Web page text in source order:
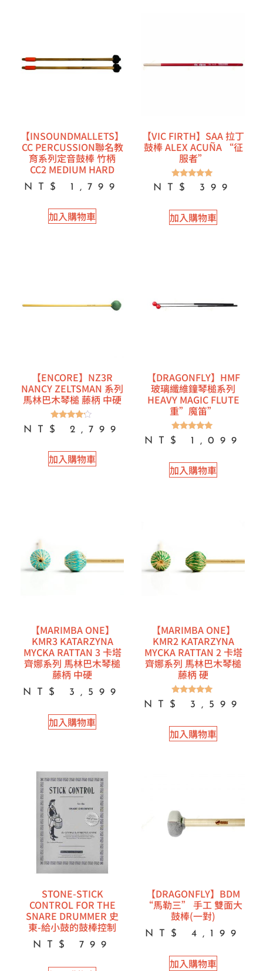
【INSOUNDMALLETS】
CC PERCUSSION聯名教
育系列定音鼓棒 竹柄
CC2 MEDIUM HARD
NT$ 1,799
加入購物車
【VIC FIRTH】SAA 拉丁
鼓棒 ALEX ACUÑA “征
服者”
評分
5.00
NT$ 399
加入購物車
【ENCORE】NZ3R
NANCY ZELTSMAN 系列
馬林巴木琴槌 藤柄 中硬
評分
4.00
NT$ 2,799
加入購物車
【DRAGONFLY】HMF
玻璃纖維鐘琴槌系列
HEAVY MAGIC FLUTE
重”魔笛”
評分
5.00
NT$ 1,099
加入購物車
【MARIMBA ONE】
KMR3 KATARZYNA
MYCKA RATTAN 3 卡塔
齊娜系列 馬林巴木琴槌
藤柄 中硬
NT$ 3,599
加入購物車
【MARIMBA ONE】
KMR2 KATARZYNA
MYCKA RATTAN 2 卡塔
齊娜系列 馬林巴木琴槌
藤柄 硬
評分
5.00
NT$ 3,599
加入購物車
STONE-STICK
CONTROL FOR THE
SNARE DRUMMER 史
東-給小鼓的鼓棒控制
NT$ 799
【DRAGONFLY】BDM
“馬勒三” 手工 雙面大
鼓棒(一對)
NT$ 4,199
加入購物車